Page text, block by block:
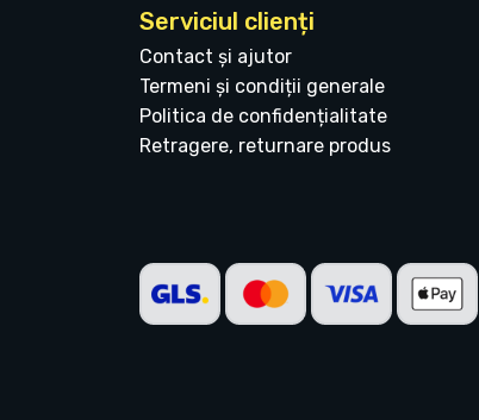
Serviciul clienți
Contact și ajutor
Termeni și condiții generale
Politica de confidențialitate
Retragere, returnare produs